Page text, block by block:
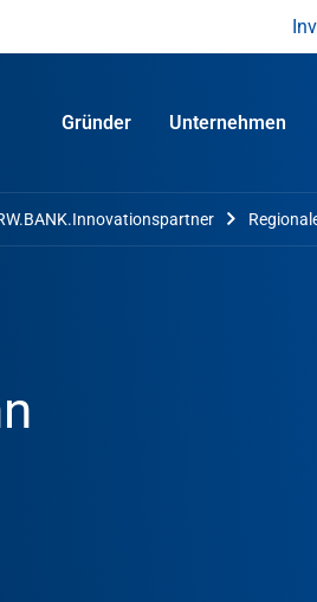
Gründer Unternehmen